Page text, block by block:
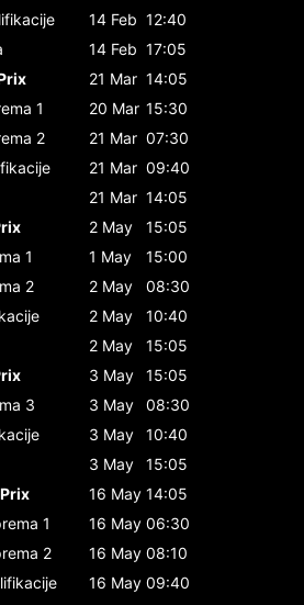
14 Feb 12:40
14 Feb 17:05
21 Mar 14:05
1 20 Mar 15:30
2 21 Mar 07:30
21 Mar 09:40
21 Mar 14:05
2 May
15:05
1 1 May
15:00
2 2 May
08:30
2 May
10:40
2 May
15:05
3 May
15:05
3 3 May
08:30
3 May
10:40
3 May
15:05
16 May 14:05
1 16 May 06:30
2 16 May 08:10
16 May 09:40